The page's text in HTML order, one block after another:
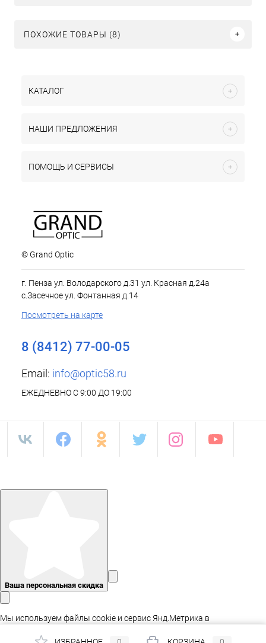
ПОХОЖИЕ ТОВАРЫ (8)
КАТАЛОГ
НАШИ ПРЕДЛОЖЕНИЯ
ПОМОЩЬ И СЕРВИСЫ
© Grand Optic
г. Пенза ул. Володарского д.31 ул. Красная д.24а
с.Засечное ул. Фонтанная д.14
Посмотреть на карте
8 (8412) 77-00-05
Email: info@optic58.ru
ЕЖЕДНЕВНО С 9:00 ДО 19:00
Ваша персональная скидка
Мы используем файлы cookie и сервис Янд.Метрика в